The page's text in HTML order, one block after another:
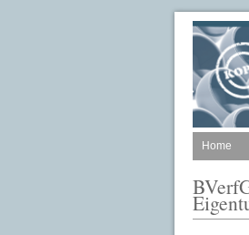
Home